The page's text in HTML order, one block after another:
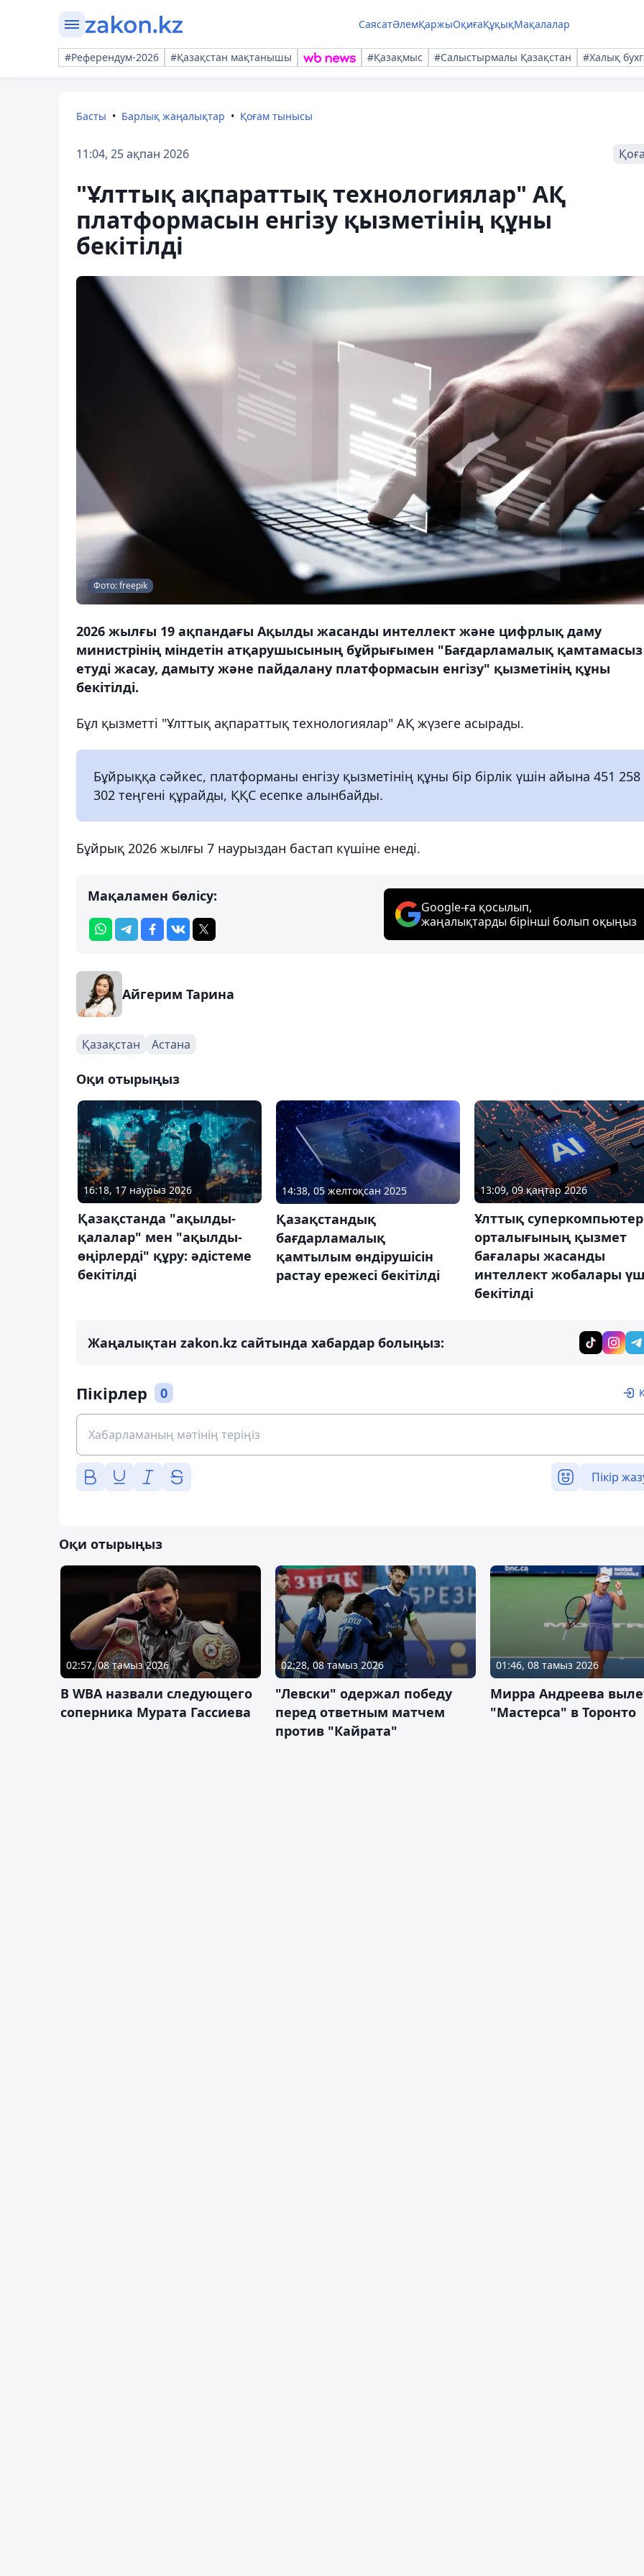
СаясатӘлемҚаржыОқиғаҚұқықМақалалар
#Референдум-2026 #Қазақстан мақтанышы #Қазақмыс #Салыстырмалы Қазақстан #Халық
Басты Барлық жаңалықтар Қоғам тынысы
11:04, 25 ақпан 2026
"Ұлттық ақпараттық технологиялар" АҚ
платформасын енгізу қызметінің құны
бекітілді
Фото: freepik
2026 жылғы 19 ақпандағы Ақылды жасанды интеллект және цифрлық даму
министрінің міндетін атқарушысының бұйрығымен "Бағдарламалық қамтамасыз
етуді жасау, дамыту және пайдалану платформасын енгізу" қызметінің құны
бекітілді.
Бұл қызметті "Ұлттық ақпараттық технологиялар" АҚ жүзеге асырады.
Бұйрыққа сәйкес, платформаны енгізу қызметінің құны бір бірлік үшін айына 451 258
302 теңгені құрайды, ҚҚС есепке алынбайды.
Бұйрық 2026 жылғы 7 наурыздан бастап күшіне енеді.
Мақаламен бөлісу:
Google-ға қосылып,
жаңалықтарды бірінші болып оқыңыз
Айгерим Тарина
Қазақстан Астана
Оқи отырыңыз
16:18, 17 наурыз 2026
Қазақстанда "ақылды-
қалалар" мен "ақылды-
өңірлерді" құру: әдістеме
бекітілді
14:38, 05 желтоқсан 2025
Қазақстандық
бағдарламалық
қамтылым өндірушісін
растау ережесі бекітілді
13:09, 09 қаңтар 2026
Ұлттық суперкомпьютер
орталығының қызмет
бағалары жасанды
интеллект жобалары
бекітілді
Жаңалықтан zakon.kz сайтында хабардар болыңыз:
Пікірлер 0
Пікір
Оқи отырыңыз
02:57, 08 тамыз 2026
В WBA назвали следующего
соперника Мурата Гассиева
02:28, 08 тамыз 2026
"Левски" одержал победу
перед ответным матчем
против "Кайрата"
01:46, 08 тамыз 2026
Мирра Андреева
"Мастерса" в Торонто